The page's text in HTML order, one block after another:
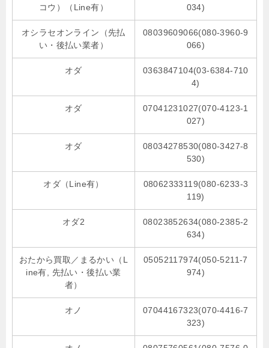
コウ）（Line有） 034)
オシラセオンライン（先払
い・後払い業者）
08039609066(080-3960-9
066)
オダ
0363847104(03-6384-710
4)
オダ
07041231027(070-4123-1
027)
オダ
08034278530(080-3427-8
530)
オダ（Line有）
08062333119(080-6233-3
119)
オダ2
08023852634(080-2385-2
634)
おたから買取／まるかい（L
ine有, 先払い・後払い業
者）
05052117974(050-5211-7
974)
オノ
07044167323(070-4416-7
323)